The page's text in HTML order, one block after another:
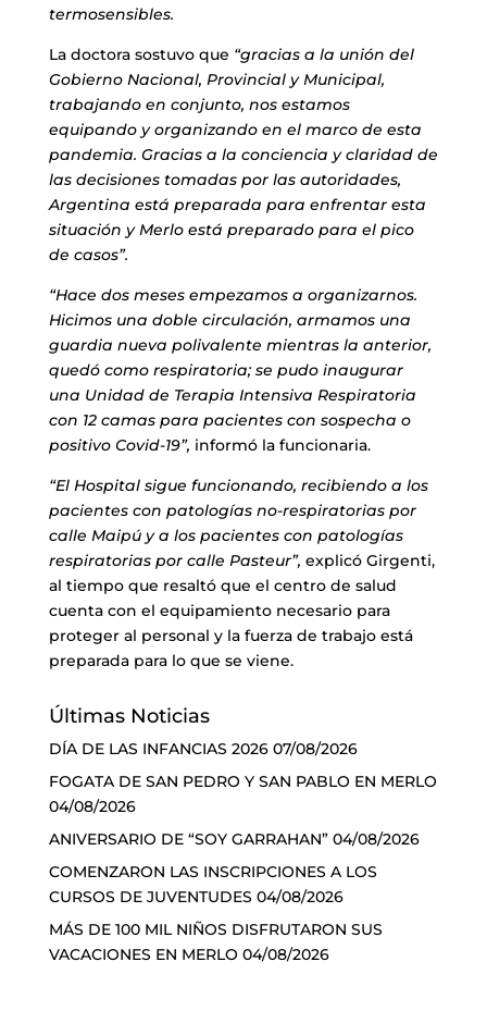
termosensibles.
La doctora sostuvo que “gracias a la unión del
Gobierno Nacional, Provincial y Municipal,
trabajando en conjunto, nos estamos
equipando y organizando en el marco de esta
pandemia. Gracias a la conciencia y claridad de
las decisiones tomadas por las autoridades,
Argentina está preparada para enfrentar esta
situación y Merlo está preparado para el pico
de casos”.
“Hace dos meses empezamos a organizarnos.
Hicimos una doble circulación, armamos una
guardia nueva polivalente mientras la anterior,
quedó como respiratoria; se pudo inaugurar
una Unidad de Terapia Intensiva Respiratoria
con 12 camas para pacientes con sospecha o
positivo Covid-19”, informó la funcionaria.
“El Hospital sigue funcionando, recibiendo a los
pacientes con patologías no-respiratorias por
calle Maipú y a los pacientes con patologías
respiratorias por calle Pasteur”, explicó Girgenti,
al tiempo que resaltó que el centro de salud
cuenta con el equipamiento necesario para
proteger al personal y la fuerza de trabajo está
preparada para lo que se viene.
Últimas Noticias
DÍA DE LAS INFANCIAS 2026 07/08/2026
FOGATA DE SAN PEDRO Y SAN PABLO EN MERLO
04/08/2026
ANIVERSARIO DE “SOY GARRAHAN” 04/08/2026
COMENZARON LAS INSCRIPCIONES A LOS
CURSOS DE JUVENTUDES 04/08/2026
MÁS DE 100 MIL NIÑOS DISFRUTARON SUS
VACACIONES EN MERLO 04/08/2026